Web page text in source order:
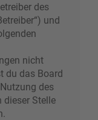
des
und
nicht
du das Board
des
dieser Stelle